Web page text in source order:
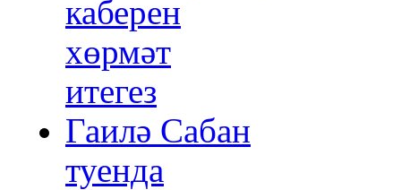
каберен
хөрмәт
итегез
Гаилә Сабан
туенда